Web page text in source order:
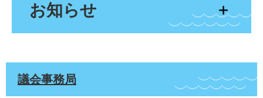
お知らせ
議会事務局